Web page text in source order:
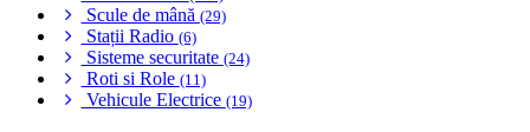
Scule de mână (29)
Stații Radio (6)
Sisteme securitate (24)
Roti si Role (11)
Vehicule Electrice (19)